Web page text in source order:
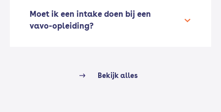
Moet ik een intake doen bij een
vavo-opleiding?
Bekijk alles